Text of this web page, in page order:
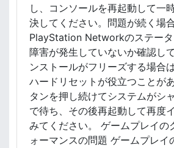
し、コンソールを再起動して一
決してください。問題が続く場合
PlayStation Networkのステータ
障害が発生していないか確認し
ンストールがフリーズする場合
ハードリセットが役立つことが
タンを押し続けてシステムがシ
で待ち、その後再起動して再度
みてください。 ゲームプレイの
ォーマンスの問題 ゲームプレイ